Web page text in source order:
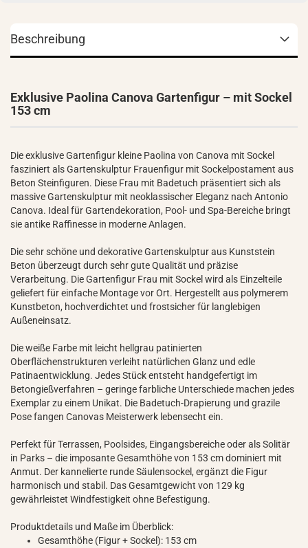
Beschreibung
Exklusive Paolina Canova Gartenfigur – mit Sockel
153 cm
Die exklusive Gartenfigur kleine Paolina von Canova mit Sockel
fasziniert als Gartenskulptur Frauenfigur mit Sockelpostament aus
Beton Steinfiguren. Diese Frau mit Badetuch präsentiert sich als
massive Gartenskulptur mit neoklassischer Eleganz nach Antonio
Canova. Ideal für Gartendekoration, Pool- und Spa-Bereiche bringt
sie antike Raffinesse in moderne Anlagen.
Die sehr schöne und dekorative Gartenskulptur aus Kunststein
Beton überzeugt durch sehr gute Qualität und präzise
Verarbeitung. Die Gartenfigur Frau mit Sockel wird als Einzelteile
geliefert für einfache Montage vor Ort. Hergestellt aus polymerem
Kunstbeton, hochverdichtet und frostsicher für langlebigen
Außeneinsatz.
Die weiße Farbe mit leicht hellgrau patinierten
Oberflächenstrukturen verleiht natürlichen Glanz und edle
Patinaentwicklung. Jedes Stück entsteht handgefertigt im
Betongießverfahren – geringe farbliche Unterschiede machen jedes
Exemplar zu einem Unikat. Die Badetuch-Drapierung und grazile
Pose fangen Canovas Meisterwerk lebensecht ein.
Perfekt für Terrassen, Poolsides, Eingangsbereiche oder als Solitär
in Parks – die imposante Gesamthöhe von 153 cm dominiert mit
Anmut. Der kannelierte runde Säulensockel, ergänzt die Figur
harmonisch und stabil. Das Gesamtgewicht von 129 kg
gewährleistet Windfestigkeit ohne Befestigung.
Produktdetails und Maße im Überblick:
Gesamthöhe (Figur + Sockel): 153 cm